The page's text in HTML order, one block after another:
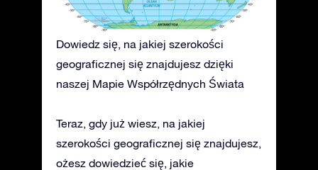
Dowiedz się, na jakiej szerokości
geograficznej się znajdujesz dzięki
naszej Mapie Współrzędnych Świata
Teraz, gdy już wiesz, na jakiej
szerokości geograficznej się znajdujesz,
ożesz dowiedzieć się, jakie